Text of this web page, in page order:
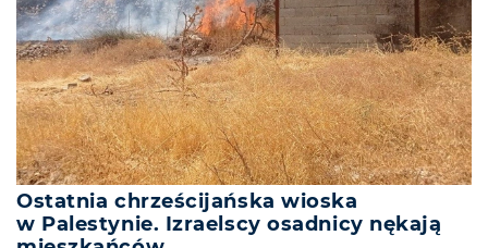
Ostatnia chrześcijańska wioska
w Palestynie. Izraelscy osadnicy nękają